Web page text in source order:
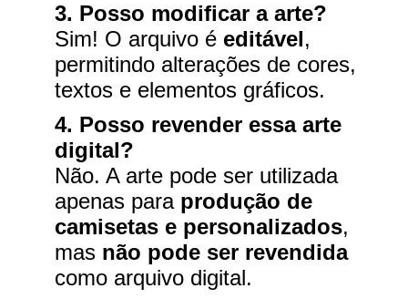
3. Posso modificar a arte?
Sim! O arquivo é editável,
permitindo alterações de cores,
textos e elementos gráficos.
4. Posso revender essa arte
digital?
Não. A arte pode ser utilizada
apenas para produção de
camisetas e personalizados,
mas não pode ser revendida
como arquivo digital.